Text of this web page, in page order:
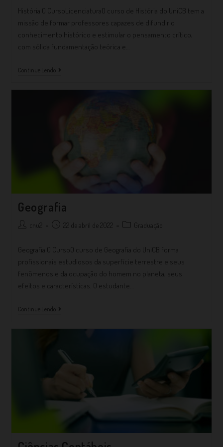
História O CursoLicenciaturaO curso de História do UniCB tem a
missão de formar professores capazes de difundir o
conhecimento histórico e estimular o pensamento crítico,
com sólida fundamentação teórica e…
Continue Lendo
Geografia
cnu2 22 de abril de 2022 Graduação
Geografia O CursoO curso de Geografia do UniCB forma
profissionais estudiosos da superfície terrestre e seus
fenômenos e da ocupação do homem no planeta, seus
efeitos e características. O estudante…
Continue Lendo